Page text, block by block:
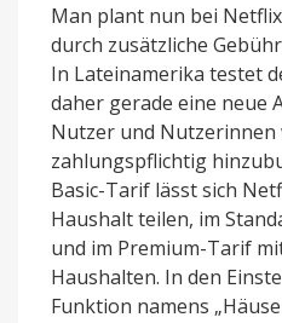
Man plant nun bei
durch zusätzliche
In Lateinamerika testet
daher gerade eine neue
Nutzer und Nutzerinnen
zahlungspflichtig
Basic-Tarif lässt sich
Haushalt teilen, im
und im Premium-Tarif
Haushalten. In den
Funktion namens